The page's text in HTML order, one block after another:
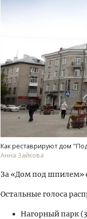
Как реставрируют дом
Анна Зайкова
За «Дом под шпилем»
Остальные голоса
Нагорный парк
Власти
поставки